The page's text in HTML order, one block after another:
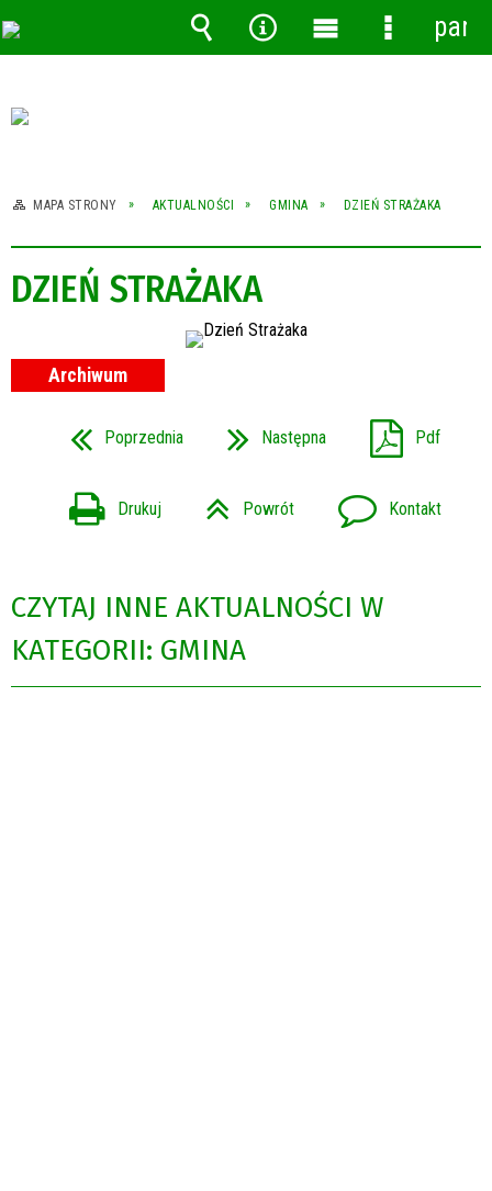
MAPA STRONY AKTUALNOŚCI GMINA DZIEŃ STRAŻAKA
DZIEŃ STRAŻAKA
Archiwum
Poprzednia Następna Pdf
Drukuj Powrót Kontakt
CZYTAJ INNE AKTUALNOŚCI W
KATEGORII: GMINA
Wyszukiwarka
Narzędzia
MenuMenu